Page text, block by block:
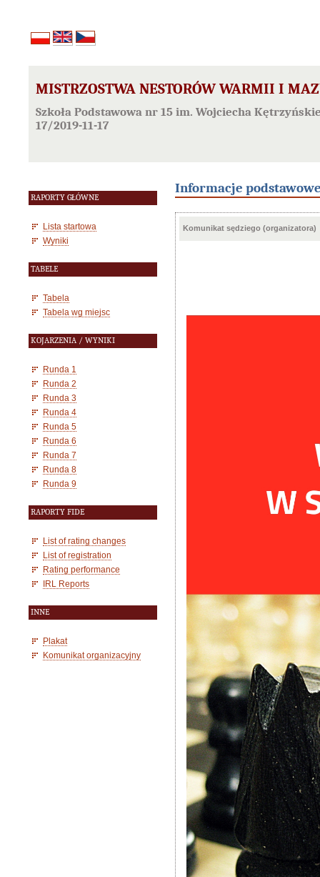
MISTRZOSTWA NESTORÓW WARMII I
Szkoła Podstawowa nr 15 im. Wojciecha
17/2019-11-17
RAPORTY GŁÓWNE
Lista startowa
Wyniki
TABELE
Tabela
Tabela wg miejsc
KOJARZENIA / WYNIKI
Runda 1
Runda 2
Runda 3
Runda 4
Runda 5
Runda 6
Runda 7
Runda 8
Runda 9
RAPORTY FIDE
List of rating changes
List of registration
Rating performance
IRL Reports
INNE
Plakat
Komunikat organizacyjny
Informacje
Komunikat sędziego (organizatora)